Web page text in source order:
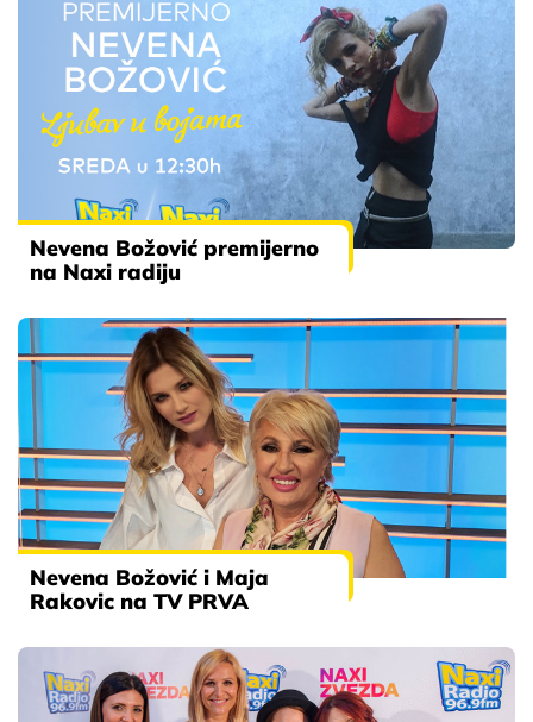
Nevena Božović premijerno
na Naxi radiju
Nevena Božović i Maja
Rakovic na TV PRVA